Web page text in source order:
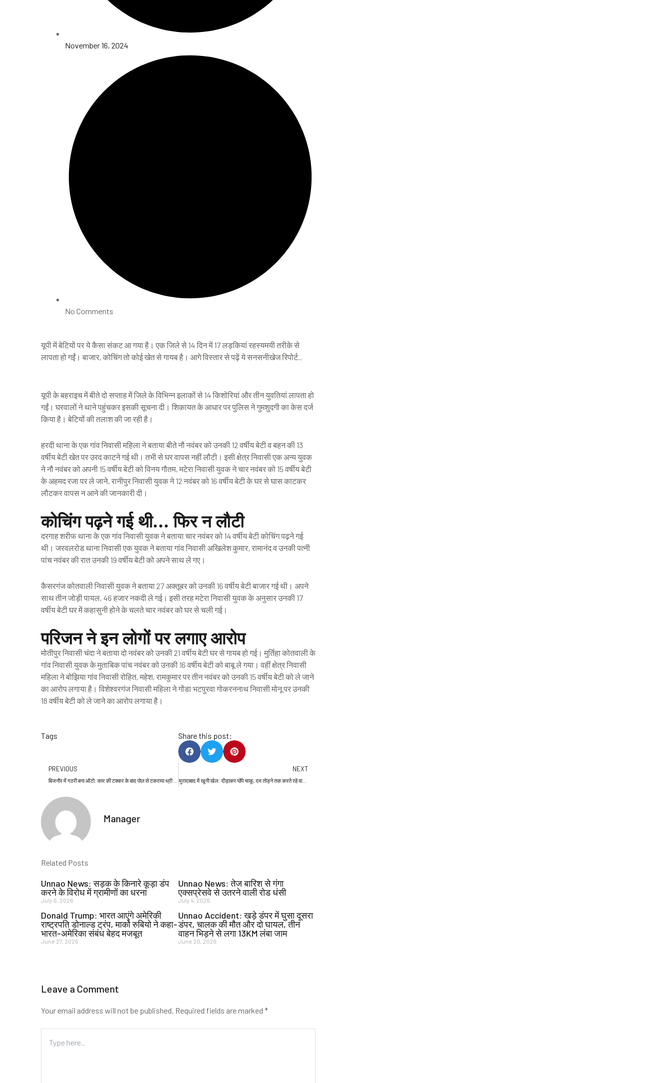
November 16, 2024
No Comments
यूपी में बेटियों पर ये कैसा संकट आ गया है। एक जिले से 14 दिन में 17 लड़कियां रहस्यमयी तरीके से
लापता हो गईं। बाजार, कोचिंग तो कोई खेत से गायब है। आगे विस्तार से पढ़ें ये सनसनीखेज रिपोर्ट..
यूपी के बहराइच में बीते दो सप्ताह में जिले के विभिन्न इलाकों से 14 किशोरियां और तीन युवतियां लापता हो
गईं। घरवालों ने थाने पहुंचकर इसकी सूचना दी। शिकायत के आधार पर पुलिस ने गुमशुदगी का केस दर्ज
किया है। बेटियों की तलाश की जा रही है।
हरदी थाना के एक गांव निवासी महिला ने बताया बीते नौ नवंबर को उनकी 12 वर्षीय बेटी व बहन की 13
वर्षीय बेटी खेत पर उरद काटने गई थी। तभी से घर वापस नहीं लौटी। इसी क्षेत्र निवासी एक अन्य युवक
ने नौ नवंबर को अपनी 15 वर्षीय बेटी को विनय गौतम, मटेरा निवासी युवक ने चार नवंबर को 15 वर्षीय बेटी
के अहमद रजा पर ले जाने, रानीपुर निवासी युवक ने 12 नवंबर को 16 वर्षीय बेटी के घर से घास काटकर
लौटकर वापस न आने की जानकारी दी।
कोचिंग पढ़ने गई थी… फिर न लौटी
दरगाह शरीफ थाना के एक गांव निवासी युवक ने बताया चार नवंबर को 14 वर्षीय बेटी कोचिंग पढ़ने गई
थी। जरवलरोड थाना निवासी एक युवक ने बताया गांव निवासी अखिलेश कुमार, रामानंद व उनकी पत्नी
पांच नवंबर की रात उनकी 19 वर्षीय बेटी को अपने साथ ले गए।
कैसरगंज कोतवाली निवासी युवक ने बताया 27 अक्तूबर को उनकी 16 वर्षीय बेटी बाजार गई थी। अपने
साथ तीन जोड़ी पायल, 46 हजार नकदी ले गई। इसी तरह मटेरा निवासी युवक के अनुसार उनकी 17
वर्षीय बेटी घर में कहासुनी होने के चलते चार नवंबर को घर से चली गई।
परिजन ने इन लोगों पर लगाए आरोप
मोतीपुर निवासी चंदा ने बताया दो नवंबर को उनकी 21 वर्षीय बेटी घर से गायब हो गई। मुर्तिहा कोतवाली के
गांव निवासी युवक के मुताबिक पांच नवंबर को उनकी 16 वर्षीय बेटी को बाबू ले गया। वहीं क्षेत्र निवासी
महिला ने बोझिया गांव निवासी रोहित, महेश, रामकुमार पर तीन नवंबर को उनकी 15 वर्षीय बेटी को ले जाने
का आरोप लगाया है। विशेश्वरगंज निवासी महिला ने गोंडा भटपुरवा गोकरननाथ निवासी मोनू पर उनकी
18 वर्षीय बेटी को ले जाने का आरोप लगाया है।
Tags Share this post:
h
r
o
o
k
r
e
h
r
r
s
Prev
PREVIOUS NEXT
मुरादाबाद में खूनी खेल: दाैड़ाकर घोंपे चाकू, दम तोड़ने तक करते रहे वार, 50 मीटर भागा यूसुफ.. नहीं बचा पाया जान
Manager
Related Posts
Unnao News: सड़क के किनारे कूड़ा डंप
करने के विरोध में ग्रामीणों का धरना
July 6, 2026
Unnao News: तेज बारिश से गंगा
एक्सप्रेसवे से उतरने वाली रोड धंसी
July 4, 2026
Donald Trump: भारत आएंगे अमेरिकी
राष्ट्रपति डोनाल्ड ट्रंप, मार्को रुबियो ने कहा-
भारत-अमेरिका संबंध बेहद मजबूत
June 27, 2026
Unnao Accident: खड़े डंपर में घुसा दूसरा
डंपर, चालक की मौत और दो घायल, तीन
वाहन भिड़ने से लगा 13KM लंबा जाम
June 20, 2026
Leave a Comment
Your email address will not be published. Required fields are marked *
Type